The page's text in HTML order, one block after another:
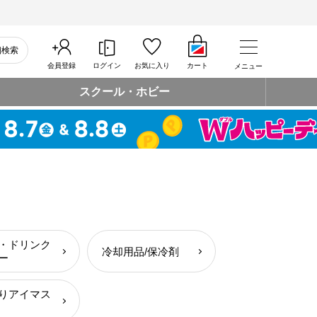
索
会員登録 ログイン お気に入り カート メニュー
スクール・ホビー
ドリンク
冷却用品/保冷剤
アイマス